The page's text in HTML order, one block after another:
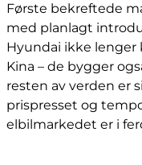
Første bekreftede
med planlagt
Hyundai ikke lenger
Kina – de bygger
resten av verden er
prispresset og
elbilmarkedet er i